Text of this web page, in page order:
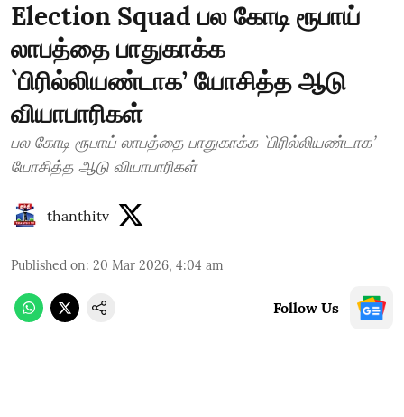
Election Squad பல கோடி ரூபாய்
லாபத்தை பாதுகாக்க
`பிரில்லியண்டாக’ யோசித்த ஆடு
வியாபாரிகள்
பல கோடி ரூபாய் லாபத்தை பாதுகாக்க `பிரில்லியண்டாக’
யோசித்த ஆடு வியாபாரிகள்
thanthitv
Published on: 20 Mar 2026, 4:04 am
Follow Us